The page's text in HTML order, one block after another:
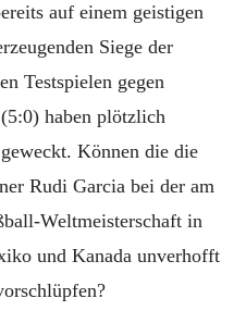
auf einem geistigen
Siege der
Testspielen gegen
haben plötzlich
Können die die
Rudi Garcia bei der am
Weltmeisterschaft in
und Kanada unverhofft